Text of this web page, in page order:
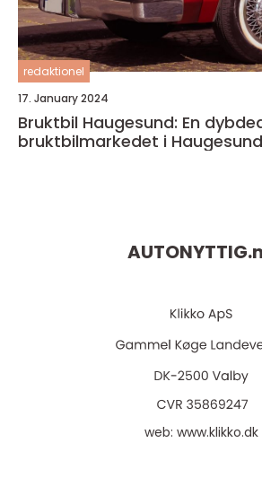
redaktionel
17. January 2024
Bruktbil Haugesund: En
bruktbilmarkedet i Haugesund
AUTONYTTIG.
web: www.klikko.dk